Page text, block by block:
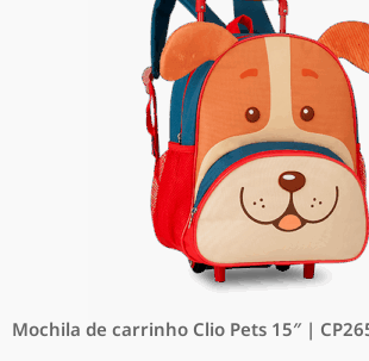
Mochila de carrinho Clio Pets 15″ |